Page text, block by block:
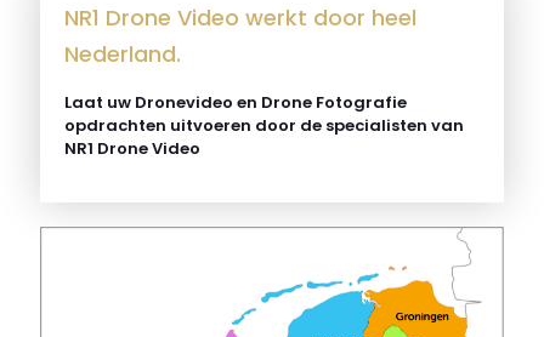
NR1 Drone Video werkt door heel
Nederland.
Laat uw Dronevideo en Drone Fotografie
opdrachten uitvoeren door de specialisten van
NR1 Drone Video